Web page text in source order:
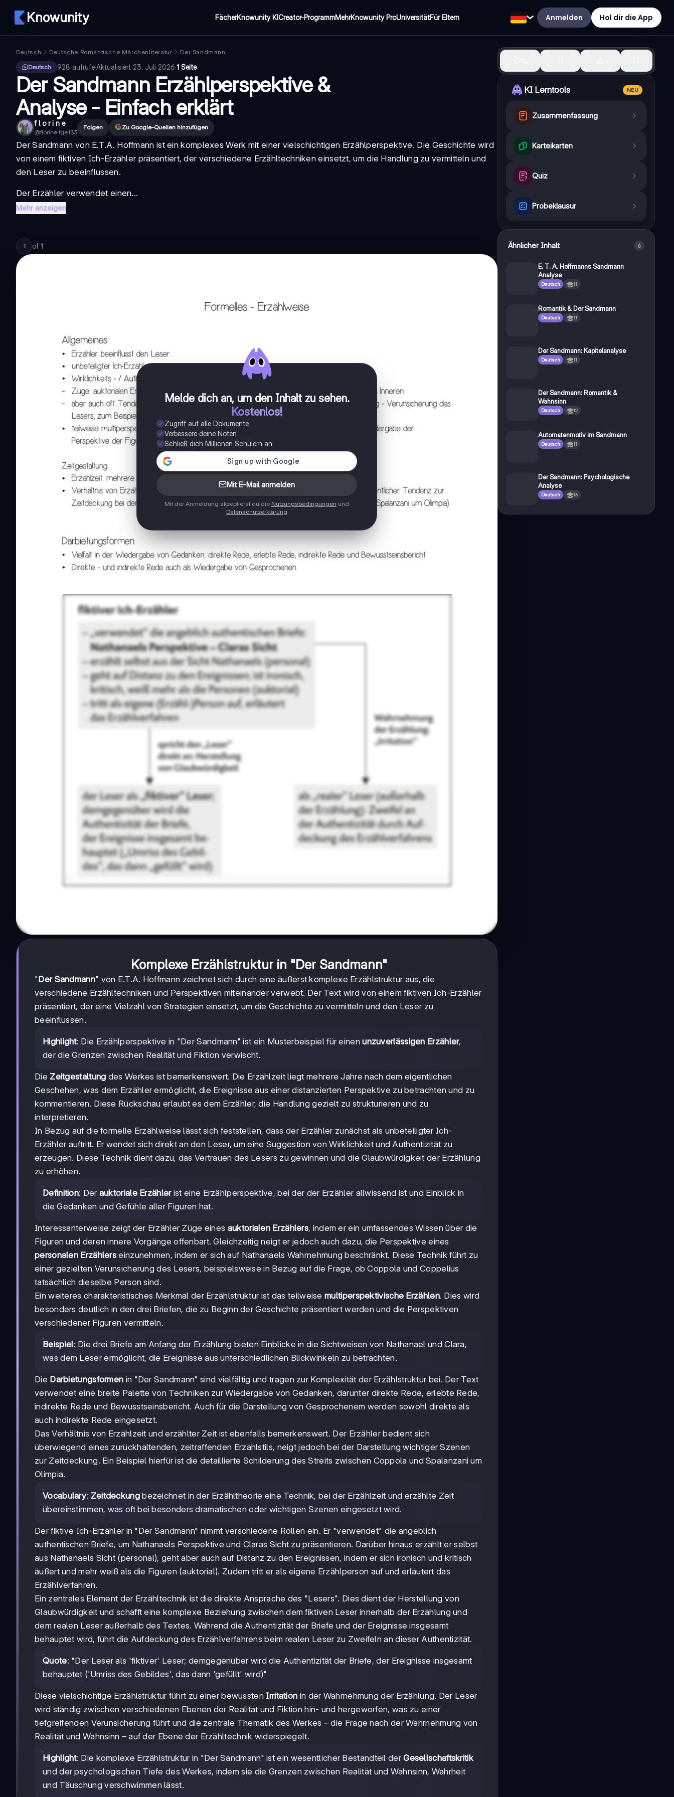
Knowunity FächerKnowunity KICreator-ProgrammMehrKnowunity ProUniversitätFür Eltern Anmelden Hol dir die App
Deutsch Deutsche Romantische Märchenliteratur
Der Sandmann
Deutsch
928 aufrufe·Aktualisiert 23. Juli 2026·1 Seite
Der Sandmann Erzählperspektive &
Analyse - Einfach erklärt
f l o r i n e
@florine.fge133
Folgen Zu Google-Quellen hinzufügen
Der Sandmann von E.T.A. Hoffmann ist ein komplexes Werk mit einer vielschichtigen Erzählperspektive. Die Geschichte wird
von einem fiktiven Ich-Erzähler präsentiert, der verschiedene Erzähltechniken einsetzt, um die Handlung zu vermitteln und
den Leser zu beeinflussen.
Der Erzähler verwendet einen...
Mehr anzeigen
1 of 1
Melde dich an, um den Inhalt zu sehen.
Kostenlos!
Zugriff auf alle Dokumente
Verbessere deine Noten
Schließ dich Millionen Schülern an
Mit E-Mail anmelden
Mit der Anmeldung akzeptierst du die Nutzungsbedingungen und
Datenschutzerklärung
Komplexe Erzählstruktur in "Der Sandmann"
" Der Sandmann" von E.T.A. Hoffmann zeichnet sich durch eine äußerst komplexe Erzählstruktur aus, die
verschiedene Erzähltechniken und Perspektiven miteinander verwebt. Der Text wird von einem fiktiven Ich-Erzähler
präsentiert, der eine Vielzahl von Strategien einsetzt, um die Geschichte zu vermitteln und den Leser zu
beeinflussen.
Highlight: Die Erzählperspektive in "Der Sandmann" ist ein Musterbeispiel für einenunzuverlässigen Erzähler,
der die Grenzen zwischen Realität und Fiktion verwischt.
Die Zeitgestaltung des Werkes ist bemerkenswert. Die Erzählzeit liegt mehrere Jahre nach dem eigentlichen
Geschehen, was dem Erzähler ermöglicht, die Ereignisse aus einer distanzierten Perspektive zu betrachten und zu
kommentieren. Diese Rückschau erlaubt es dem Erzähler, die Handlung gezielt zu strukturieren und zu
interpretieren.
In Bezug auf die formelle Erzählweise lässt sich feststellen, dass der Erzähler zunächst als unbeteiligter Ich-
Erzähler auftritt. Er wendet sich direkt an den Leser, um eine Suggestion von Wirklichkeit und Authentizität zu
erzeugen. Diese Technik dient dazu, das Vertrauen des Lesers zu gewinnen und die Glaubwürdigkeit der Erzählung
zu erhöhen.
Definition: Der auktoriale Erzählerist eine Erzählperspektive, bei der der Erzähler allwissend ist und Einblick in
die Gedanken und Gefühle aller Figuren hat.
Interessanterweise zeigt der Erzähler Züge eines auktorialen Erzählers, indem er ein umfassendes Wissen über die
Figuren und deren innere Vorgänge offenbart. Gleichzeitig neigt er jedoch auch dazu, die Perspektive eines
personalen Erzählers einzunehmen, indem er sich auf Nathanaels Wahrnehmung beschränkt. Diese Technik führt zu
einer gezielten Verunsicherung des Lesers, beispielsweise in Bezug auf die Frage, ob Coppola und Coppelius
tatsächlich dieselbe Person sind.
Ein weiteres charakteristisches Merkmal der Erzählstruktur ist das teilweisemultiperspektivische Erzählen. Dies wird
besonders deutlich in den drei Briefen, die zu Beginn der Geschichte präsentiert werden und die Perspektiven
verschiedener Figuren vermitteln.
Beispiel: Die drei Briefe am Anfang der Erzählung bieten Einblicke in die Sichtweisen von Nathanael und Clara,
was dem Leser ermöglicht, die Ereignisse aus unterschiedlichen Blickwinkeln zu betrachten.
Die Darbietungsformen in "Der Sandmann" sind vielfältig und tragen zur Komplexität der Erzählstruktur bei. Der Text
verwendet eine breite Palette von Techniken zur Wiedergabe von Gedanken, darunter direkte Rede, erlebte Rede,
indirekte Rede und Bewusstseinsbericht. Auch für die Darstellung von Gesprochenem werden sowohl direkte als
auch indirekte Rede eingesetzt.
Das Verhältnis von Erzählzeit und erzählter Zeit ist ebenfalls bemerkenswert. Der Erzähler bedient sich
überwiegend eines zurückhaltenden, zeitraffenden Erzählstils, neigt jedoch bei der Darstellung wichtiger Szenen
zur Zeitdeckung. Ein Beispiel hierfür ist die detaillierte Schilderung des Streits zwischen Coppola und Spalanzani um
Olimpia.
Vocabulary: Zeitdeckungbezeichnet in der Erzähltheorie eine Technik, bei der Erzählzeit und erzählte Zeit
übereinstimmen, was oft bei besonders dramatischen oder wichtigen Szenen eingesetzt wird.
Der fiktive Ich-Erzähler in "Der Sandmann" nimmt verschiedene Rollen ein. Er "verwendet" die angeblich
authentischen Briefe, um Nathanaels Perspektive und Claras Sicht zu präsentieren. Darüber hinaus erzählt er selbst
aus Nathanaels Sicht (personal), geht aber auch auf Distanz zu den Ereignissen, indem er sich ironisch und kritisch
äußert und mehr weiß als die Figuren (auktorial). Zudem tritt er als eigene Erzählperson auf und erläutert das
Erzählverfahren.
Ein zentrales Element der Erzähltechnik ist die direkte Ansprache des "Lesers". Dies dient der Herstellung von
Glaubwürdigkeit und schafft eine komplexe Beziehung zwischen dem fiktiven Leser innerhalb der Erzählung und
dem realen Leser außerhalb des Textes. Während die Authentizität der Briefe und der Ereignisse insgesamt
behauptet wird, führt die Aufdeckung des Erzählverfahrens beim realen Leser zu Zweifeln an dieser Authentizität.
Quote: "Der Leser als 'fiktiver' Leser; demgegenüber wird die Authentizität der Briefe, der Ereignisse insgesamt
behauptet ('Umriss des Gebildes', das dann 'gefüllt' wird)"
Diese vielschichtige Erzählstruktur führt zu einer bewussten Irritation in der Wahrnehmung der Erzählung. Der Leser
wird ständig zwischen verschiedenen Ebenen der Realität und Fiktion hin- und hergeworfen, was zu einer
tiefgreifenden Verunsicherung führt und die zentrale Thematik des Werkes – die Frage nach der Wahrnehmung von
Realität und Wahnsinn – auf der Ebene der Erzähltechnik widerspiegelt.
Highlight: Die komplexe Erzählstruktur in "Der Sandmann" ist ein wesentlicher Bestandteil derGesellschaftskritik
und der psychologischen Tiefe des Werkes, indem sie die Grenzen zwischen Realität und Wahnsinn, Wahrheit
und Täuschung verschwimmen lässt.
KI Lerntools NEU
Zusammenfassung
Karteikarten
Quiz
Probeklausur
Ähnlicher Inhalt 6
E. T. A. Hoffmanns Sandmann
Analyse
Deutsch 11
Romantik & Der Sandmann
Deutsch 11
Der Sandmann: Kapitelanalyse
Deutsch 11
Der Sandmann: Romantik &
Wahnsinn
Deutsch 12
Automatenmotiv im Sandmann
Deutsch 11
Der Sandmann: Psychologische
Analyse
Deutsch 13